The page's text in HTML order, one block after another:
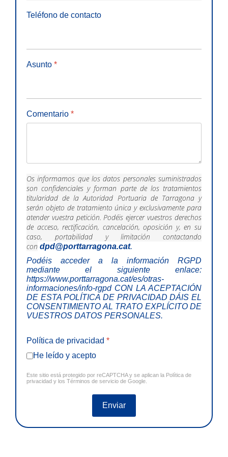
Teléfono de contacto
Asunto *
Comentario *
Os informamos que los datos personales suministrados
son confidenciales y forman parte de los tratamientos
titularidad de la Autoridad Portuaria de Tarragona y
serán objeto de tratamiento única y exclusivamente para
atender vuestra petición. Podéis ejercer vuestros derechos
de acceso, rectificación, cancelación, oposición y, en su
caso, portabilidad y limitación contactando
con dpd@porttarragona.cat.
Podéis acceder a la información RGPD
mediante el siguiente enlace:
https://www.porttarragona.cat/es/otras-
informaciones/info-rgpdCON LA ACEPTACIÓN
DE ESTA POLÍTICA DE PRIVACIDAD DÁIS EL
CONSENTIMIENTO AL TRATO EXPLÍCITO DE
VUESTROS DATOS PERSONALES.
Política de privacidad *
He leído y acepto
Este sitio está protegido por reCAPTCHA y se aplican la Política de
privacidad y los Términos de servicio de Google.
Enviar